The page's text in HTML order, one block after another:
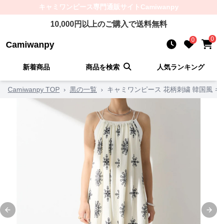
キャミワンピース専門通販サイト Camiwanpy
10,000円以上のご購入で送料無料
Camiwanpy 0 0
新着商品 商品を検索 人気ランキング
Camiwanpy TOP › 黒の一覧 › キャミワンピース 花柄刺繍 韓国風
Previous slide